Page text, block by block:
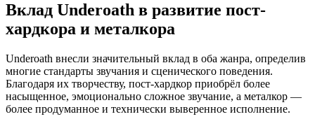
Вклад Underoath в развитие пост-
хардкора и металкора
Underoath внесли значительный вклад в оба жанра, определив
многие стандарты звучания и сценического поведения.
Благодаря их творчеству, пост-хардкор приобрёл более
насыщенное, эмоционально сложное звучание, а металкор —
более продуманное и технически выверенное исполнение.